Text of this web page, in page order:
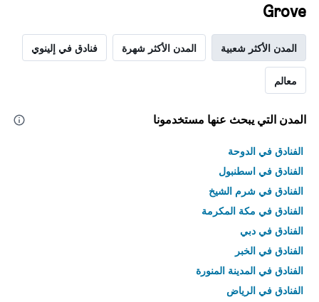
Grove
المدن الأكثر شعبية المدن الأكثر شهرة فنادق في إلينوي
معالم
المدن التي يبحث عنها مستخدمونا
الفنادق في الدوحة
الفنادق في اسطنبول
الفنادق في شرم الشيخ
الفنادق في مكة المكرمة
الفنادق في دبي
الفنادق في الخبر
الفنادق في المدينة المنورة
الفنادق في الرياض